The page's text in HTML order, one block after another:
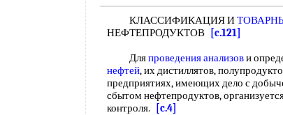
КЛАССИФИКАЦИЯ И
НЕФТЕПРОДУКТОВ
[c.121]
Дляпроведения анализови
нефтей, их дистиллятов,
предприятиях, имеющих дело с
сбытом нефтепродуктов,
контроля.
[c.4]